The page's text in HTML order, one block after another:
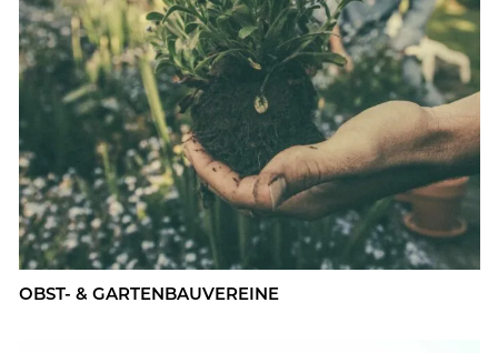
OBST- & GAR­TEN­BAU­VER­EI­NE